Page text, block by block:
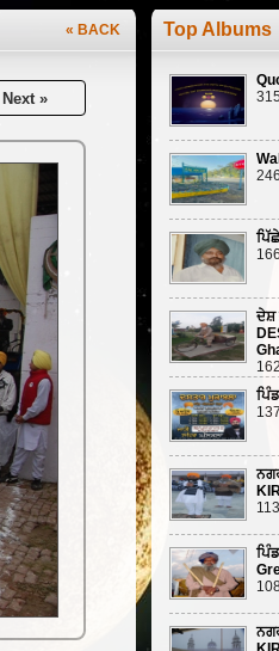
« BACK
Next »
Top Albums
ਦੇਸ਼